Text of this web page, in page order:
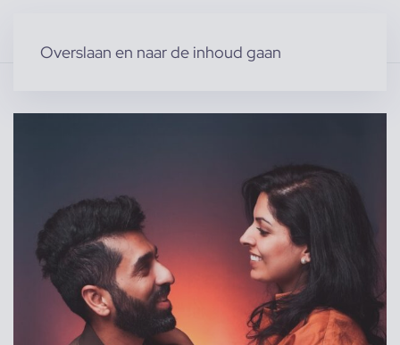
Overslaan en naar de inhoud gaan